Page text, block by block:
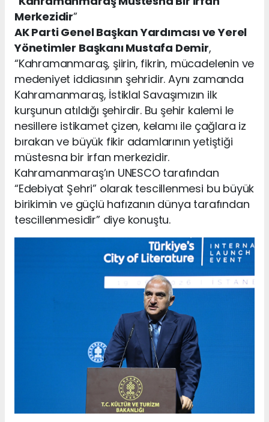
Merkezidir”
AK Parti Genel Başkan Yardımcısı ve Yerel
Yönetimler Başkanı Mustafa Demir,
“Kahramanmaraş, şiirin, fikrin, mücadelenin ve
medeniyet iddiasının şehridir. Aynı zamanda
Kahramanmaraş, İstiklal Savaşımızın ilk
kurşunun atıldığı şehirdir. Bu şehir kalemi le
nesillere istikamet çizen, kelamı ile çağlara iz
bırakan ve büyük fikir adamlarının yetiştiği
müstesna bir irfan merkezidir.
Kahramanmaraş’ın UNESCO tarafından
“Edebiyat Şehri” olarak tescillenmesi bu büyük
birikimin ve güçlü hafızanın dünya tarafından
tescillenmesidir” diye konuştu.